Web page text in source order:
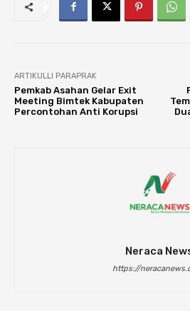
ARTIKULLI PARAPRAK
Pemkab Asahan Gelar Exit
Meeting Bimtek Kabupaten
Percontohan Anti Korupsi
Neraca
https://